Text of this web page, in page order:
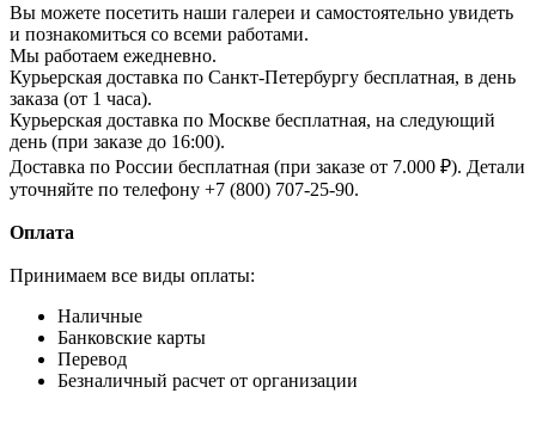
Вы можете посетить наши галереи и самостоятельно увидеть
и познакомиться со всеми работами.
Мы работаем ежедневно.
Курьерская доставка по Санкт-Петербургу бесплатная, в день
заказа (от 1 часа).
Курьерская доставка по Москве бесплатная, на следующий
день (при заказе до 16:00).
Доставка по России бесплатная (при заказе от 7.000 ₽). Детали
уточняйте по телефону +7 (800) 707-25-90.
Оплата
Принимаем все виды оплаты:
Наличные
Банковские карты
Перевод
Безналичный расчет от организации